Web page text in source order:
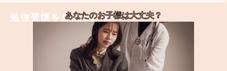
勉強習慣を身につける
あなたのお子様は大丈夫？